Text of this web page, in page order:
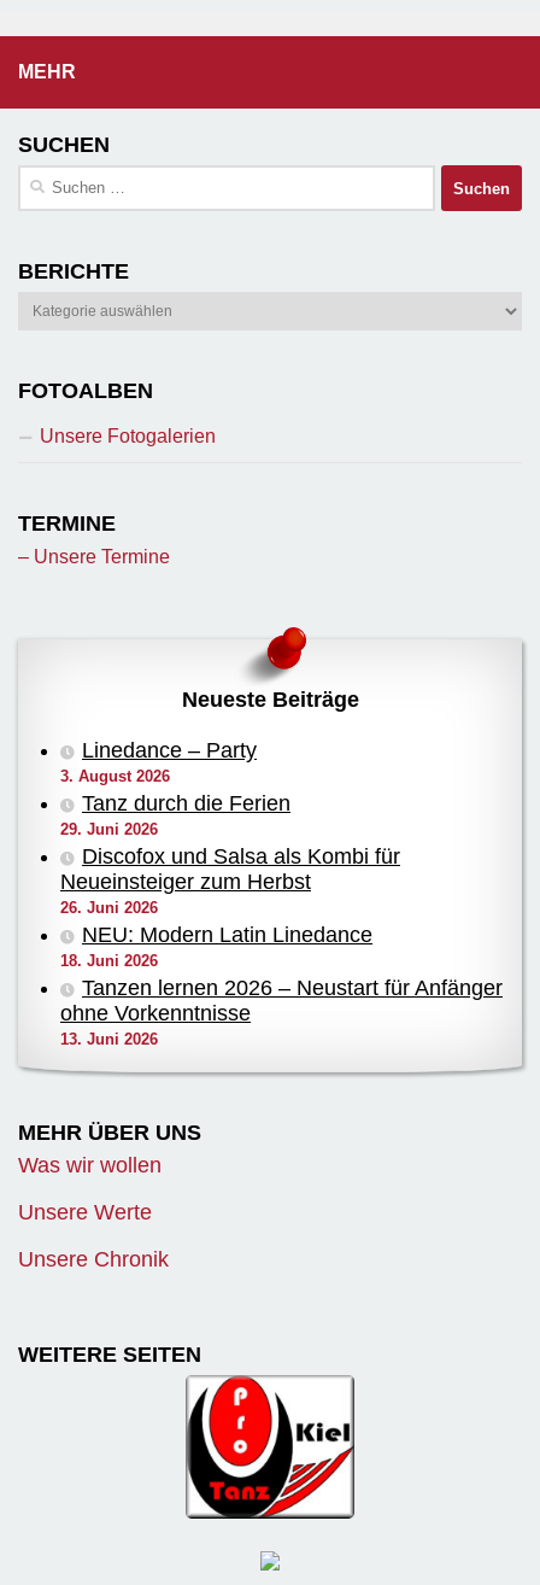
MEHR
SUCHEN
Suchen
BERICHTE
Berichte
FOTOALBEN
Unsere Fotogalerien
TERMINE
– Unsere Termine
Neueste Beiträge
Linedance – Party
3. August 2026
Tanz durch die Ferien
29. Juni 2026
Discofox und Salsa als Kombi für
Neueinsteiger zum Herbst
26. Juni 2026
NEU: Modern Latin Linedance
18. Juni 2026
Tanzen lernen 2026 – Neustart für Anfänger
ohne Vorkenntnisse
13. Juni 2026
MEHR ÜBER UNS
Was wir wollen
Unsere Werte
Unsere Chronik
WEITERE SEITEN